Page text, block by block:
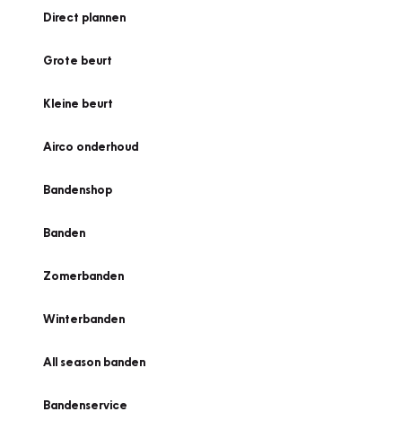
Direct plannen
Grote beurt
Kleine beurt
Airco onderhoud
Bandenshop
Banden
Zomerbanden
Winterbanden
All season banden
Bandenservice